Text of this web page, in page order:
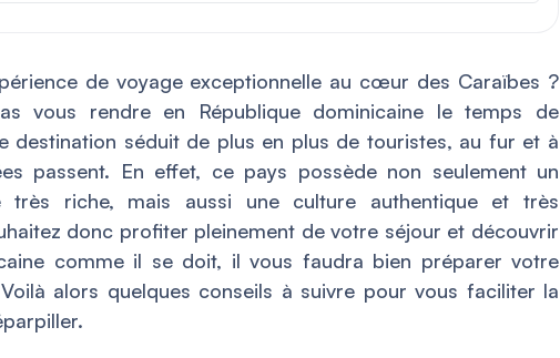
de voyage exceptionnelle au cœur des Caraïbes ?
vous rendre en République dominicaine le temps de
destination séduit de plus en plus de touristes, au fur et à
passent. En effet, ce pays possède non seulement un
très riche, mais aussi une culture authentique et très
donc profiter pleinement de votre séjour et découvrir
comme il se doit, il vous faudra bien préparer votre
alors quelques conseils à suivre pour vous faciliter la